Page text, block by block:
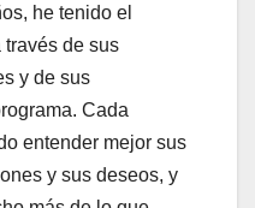
he tenido el
de sus
y de sus
Cada
entender mejor sus
y sus deseos, y